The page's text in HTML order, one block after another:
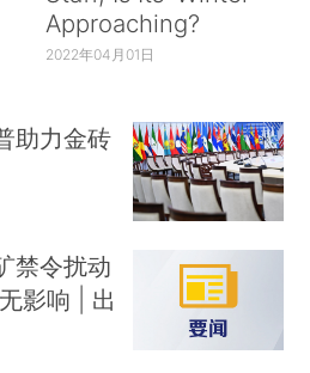
Approaching?
2022年04月01日
助力金砖
禁令扰动
影响 | 出